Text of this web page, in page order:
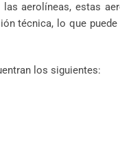
aerolíneas, estas
técnica, lo que
los siguientes: